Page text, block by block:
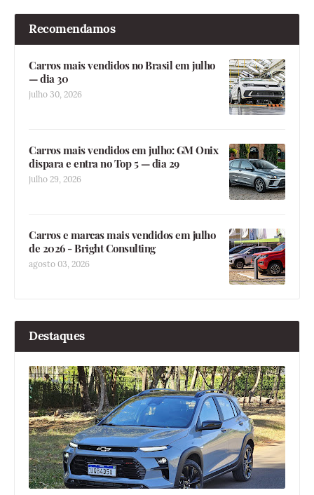
Recomendamos
Carros mais vendidos no Brasil em julho
— dia 30
julho 30, 2026
Carros mais vendidos em julho: GM Onix
dispara e entra no Top 5 — dia 29
julho 29, 2026
Carros e marcas mais vendidos em julho
de 2026 - Bright Consulting
agosto 03, 2026
Destaques